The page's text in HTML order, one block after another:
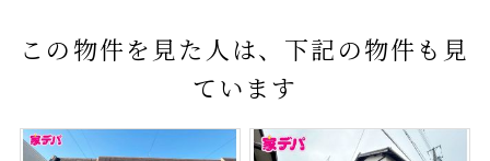
この物件を見た人は、下記の物件も見
ています